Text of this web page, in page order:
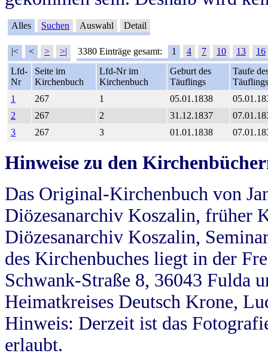
Alles Suchen Auswahl Detail
|< < > >| 3380 Einträge gesamt: 1 4 7 10 13
16
Lfd-
Nr
Seite im
Kirchenbuch
Lfd-Nr im
Kirchenbuch
Geburt des
Täuflings
Taufe
Täuflings
1
267 1 05.01.1838
2
267 2 31.12.1837
3
267 3 01.01.1838
Hinweise zu den
Das Original-Kirchenbuch von
Diözesanarchiv Koszalin, früher
Diözesanarchiv Koszalin,
des Kirchenbuches liegt in der
Schwank-Straße 8, 36043 Fulda
Heimatkreises Deutsch Krone,
Hinweis: Derzeit ist das
erlaubt.